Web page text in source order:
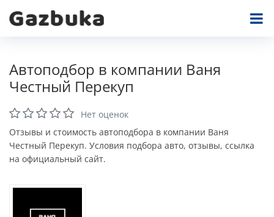
Автоподбор в компании Ваня
Честный Перекуп
Нет оценок
Отзывы и стоимость автоподбора в компании Ваня
Честный Перекуп. Условия подбора авто, отзывы, ссылка
на официальный сайт.